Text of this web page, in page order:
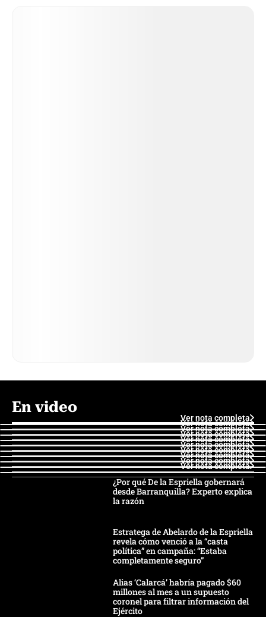
En video
Ver nota completa
Ver nota completa
Ver nota completa
Ver nota completa
Ver nota completa
Ver nota completa
Ver nota completa
Ver nota completa
Ver nota completa
Ver nota completa
¿Por qué De la Espriella gobernará
desde Barranquilla? Experto explica
la razón
Estratega de Abelardo de la Espriella
revela cómo venció a la “casta
política” en campaña: “Estaba
completamente seguro”
Alias ‘Calarcá’ habría pagado $60
millones al mes a un supuesto
coronel para filtrar información del
Ejército